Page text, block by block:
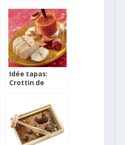
et Ecusson
Idée tapas:
Crottin de